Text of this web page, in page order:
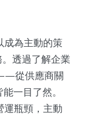
成為主動的策
透過了解企業
從供應商關
一目了然。
運瓶頸，主動